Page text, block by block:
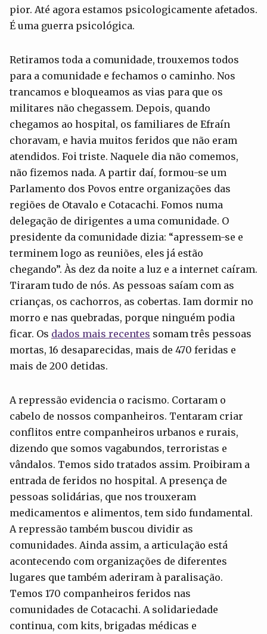
pior. Até agora estamos psicologicamente afetados.
É uma guerra psicológica.
Retiramos toda a comunidade, trouxemos todos
para a comunidade e fechamos o caminho. Nos
trancamos e bloqueamos as vias para que os
militares não chegassem. Depois, quando
chegamos ao hospital, os familiares de Efraín
choravam, e havia muitos feridos que não eram
atendidos. Foi triste. Naquele dia não comemos,
não fizemos nada. A partir daí, formou-se um
Parlamento dos Povos entre organizações das
regiões de Otavalo e Cotacachi. Fomos numa
delegação de dirigentes a uma comunidade. O
presidente da comunidade dizia: “apressem-se e
terminem logo as reuniões, eles já estão
chegando”. Às dez da noite a luz e a internet caíram.
Tiraram tudo de nós. As pessoas saíam com as
crianças, os cachorros, as cobertas. Iam dormir no
morro e nas quebradas, porque ninguém podia
ficar. Os dados mais recentes somam três pessoas
mortas, 16 desaparecidas, mais de 470 feridas e
mais de 200 detidas.
A repressão evidencia o racismo. Cortaram o
cabelo de nossos companheiros. Tentaram criar
conflitos entre companheiros urbanos e rurais,
dizendo que somos vagabundos, terroristas e
vândalos. Temos sido tratados assim. Proibiram a
entrada de feridos no hospital. A presença de
pessoas solidárias, que nos trouxeram
medicamentos e alimentos, tem sido fundamental.
A repressão também buscou dividir as
comunidades. Ainda assim, a articulação está
acontecendo com organizações de diferentes
lugares que também aderiram à paralisação.
Temos 170 companheiros feridos nas
comunidades de Cotacachi. A solidariedade
continua, com kits, brigadas médicas e